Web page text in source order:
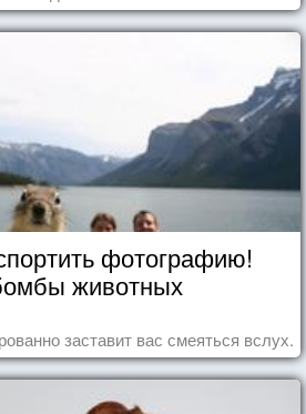
фотографию!
животных
заставит вас смеяться вслух.